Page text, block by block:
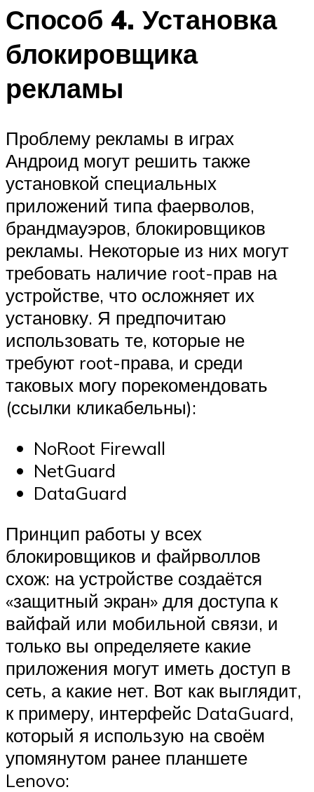
Способ 4. Установка
блокировщика
рекламы
Проблему рекламы в играх
Андроид могут решить также
установкой специальных
приложений типа фаерволов,
брандмауэров, блокировщиков
рекламы. Некоторые из них могут
требовать наличие root-прав на
устройстве, что осложняет их
установку. Я предпочитаю
использовать те, которые не
требуют root-права, и среди
таковых могу порекомендовать
(ссылки кликабельны):
NoRoot Firewall
NetGuard
DataGuard
Принцип работы у всех
блокировщиков и файрволлов
схож: на устройстве создаётся
«защитный экран» для доступа к
вайфай или мобильной связи, и
только вы определяете какие
приложения могут иметь доступ в
сеть, а какие нет. Вот как выглядит,
к примеру, интерфейс DataGuard,
который я использую на своём
упомянутом ранее планшете
Lenovo: